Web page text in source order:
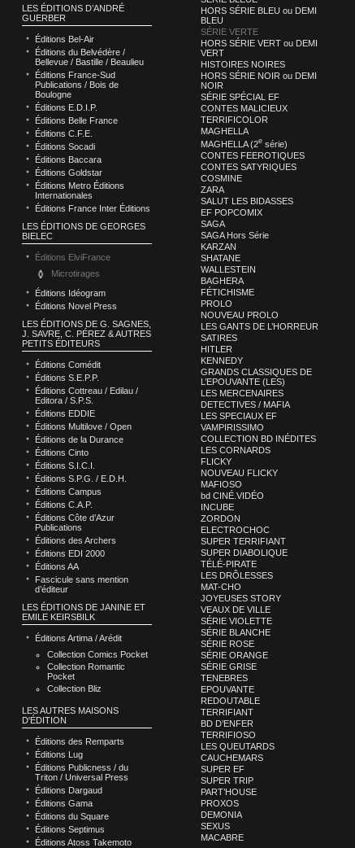
LES ÉDITIONS D’ANDRÉ
GUERBER
Éditions Bel-Air
Éditions du Belvédère /
Bellevue / Bastille / Beaulieu
Éditions France-Sud
Publications / Bois de
Boulogne
Éditions E.D.I.P.
Éditions Belle France
Éditions C.F.E.
Éditions Socadi
Éditions Baccara
Éditions Goldstar
Éditions Metro Éditions
Internationales
Éditions France Inter Éditions
LES ÉDITIONS DE GEORGES
BIELEC
Éditions ElviFrance
Microtirages
Éditions Idéogram
Éditions Novel Press
LES ÉDITIONS DE G. SAGNES,
J. SAVRE, C. PÉREZ & AUTRES
PETITS ÉDITEURS
Éditions Comédit
Éditions S.E.P.P.
Éditions Cottreau / Edilau /
Editora / S.P.S.
Éditions EDDIE
Éditions Multilove / Open
Éditions de la Durance
Éditions Cinto
Éditions S.I.C.I.
Éditions S.P.G. / E.D.H.
Éditions Campus
Éditions C.A.P.
Éditions Côte d’Azur
Publications
Éditions des Archers
Éditions EDI 2000
Éditions AA
Fascicule sans mention
d’éditeur
LES ÉDITIONS DE JANINE ET
EMILE KEIRSBILK
Éditions Artima / Arédit
Collection Comics Pocket
Collection Romantic
Pocket
Collection Bliz
LES AUTRES MAISONS
D'ÉDITION
Éditions des Remparts
Éditions Lug
Éditions Publicness / du
Triton / Universal Press
Éditions Dargaud
Éditions Gama
Éditions du Square
Éditions Septimus
Éditions Atoss Takemoto
HORS SÉRIE BLEU ou DEMI
BLEU
SÉRIE VERTE
HORS SÉRIE VERT ou DEMI
VERT
HISTOIRES NOIRES
HORS SÉRIE NOIR ou DEMI
NOIR
SÉRIE SPÉCIAL EF
CONTES MALICIEUX
TERRIFICOLOR
MAGHELLA
MAGHELLA (2esérie)
CONTES FEEROTIQUES
CONTES SATYRIQUES
COSMINE
ZARA
SALUT LES BIDASSES
EF POPCOMIX
SAGA
SAGA Hors Série
KARZAN
SHATANE
WALLESTEIN
BAGHERA
FÉTICHISME
PROLO
NOUVEAU PROLO
LES GANTS DE L’HORREUR
SATIRES
HITLER
KENNEDY
GRANDS CLASSIQUES DE
L’EPOUVANTE (LES)
LES MERCENAIRES
DETECTIVES / MAFIA
LES SPECIAUX EF
VAMPIRISSIMO
COLLECTION BD INÉDITES
LES CORNARDS
FLICKY
NOUVEAU FLICKY
MAFIOSO
bd CINÉ.VIDÉO
INCUBE
ZORDON
ELECTROCHOC
SUPER TERRIFIANT
SUPER DIABOLIQUE
TÉLÉ-PIRATE
LES DRÔLESSES
MAT-CHO
JOYEUSES STORY
VEAUX DE VILLE
SÉRIE VIOLETTE
SÉRIE BLANCHE
SÉRIE ROSE
SÉRIE ORANGE
SÉRIE GRISE
TENEBRES
EPOUVANTE
REDOUTABLE
TERRIFIANT
BD D’ENFER
TERRIFIOSO
LES QUEUTARDS
CAUCHEMARS
SUPER EF
SUPER TRIP
PART’HOUSE
PROXOS
DEMONIA
SEXUS
MACABRE